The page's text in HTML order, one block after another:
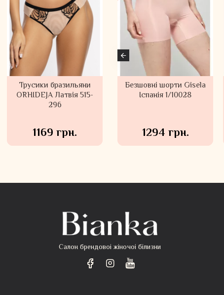
Трусики бразильяни
ORHIDEJA Латвія 515-
296
1169 грн.
Безшовні трусики танга
Gisela Іспанія 1/10023
564 грн.
Безшовні шорти Gisela
Іспанія 1/10028
1294 грн.
Салон брендовоі жіночоі білизни